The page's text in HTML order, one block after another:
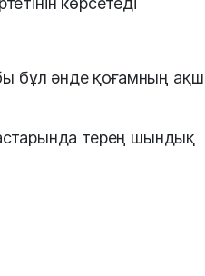
бұл әнде қоғамның
терең шындық